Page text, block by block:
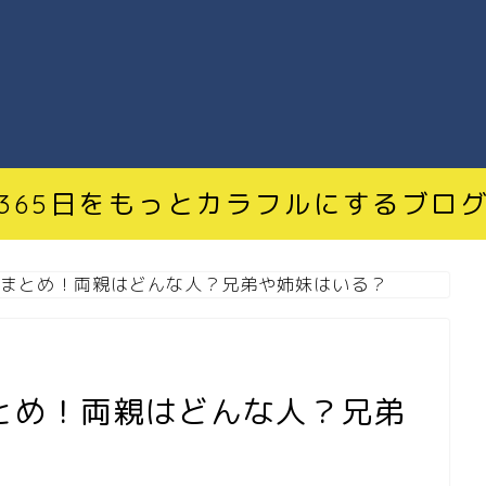
日をもっとカラフルにするブロ
とめ！両親はどんな人？兄弟や姉妹はいる？
！両親はどんな人？兄弟